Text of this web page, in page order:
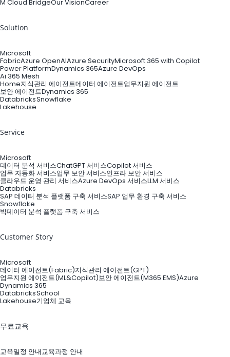
M Cloud BridgeOur VisionCareer
Solution
Microsoft
FabricAzure OpenAIAzure SecurityMicrosoft 365 with Copilot
Power PlatformDynamics 365Azure DevOps
Ai 365 Mesh
Home지식관리 에이전트데이터 에이전트업무지원 에이전트
보안 에이전트Dynamics 365
Databricks
Lakehouse
Snowflake
Service
Microsoft
데이터 분석 서비스ChatGPT 서비스Copilot 서비스
업무 자동화 서비스업무 보안 서비스인프라 보안 서비스
클라우드 운영 관리 서비스Azure DevOps 서비스LLM 서비스
Databricks
SAP 데이터 분석 플랫폼 구축 서비스SAP 업무 환경 구축 서비스
Snowflake
빅데이터 분석 플랫폼 구축 서비스
Customer Story
Microsoft
데이터 에이전트(Fabric)지식관리 에이전트(GPT)
업무지원 에이전트(ML&Copilot)보안 에이전트(M365 EMS)Azure
Dynamics 365
Databricks
Lakehouse
School
기업체 교육
무료교육
교육일정 안내교육과정 안내